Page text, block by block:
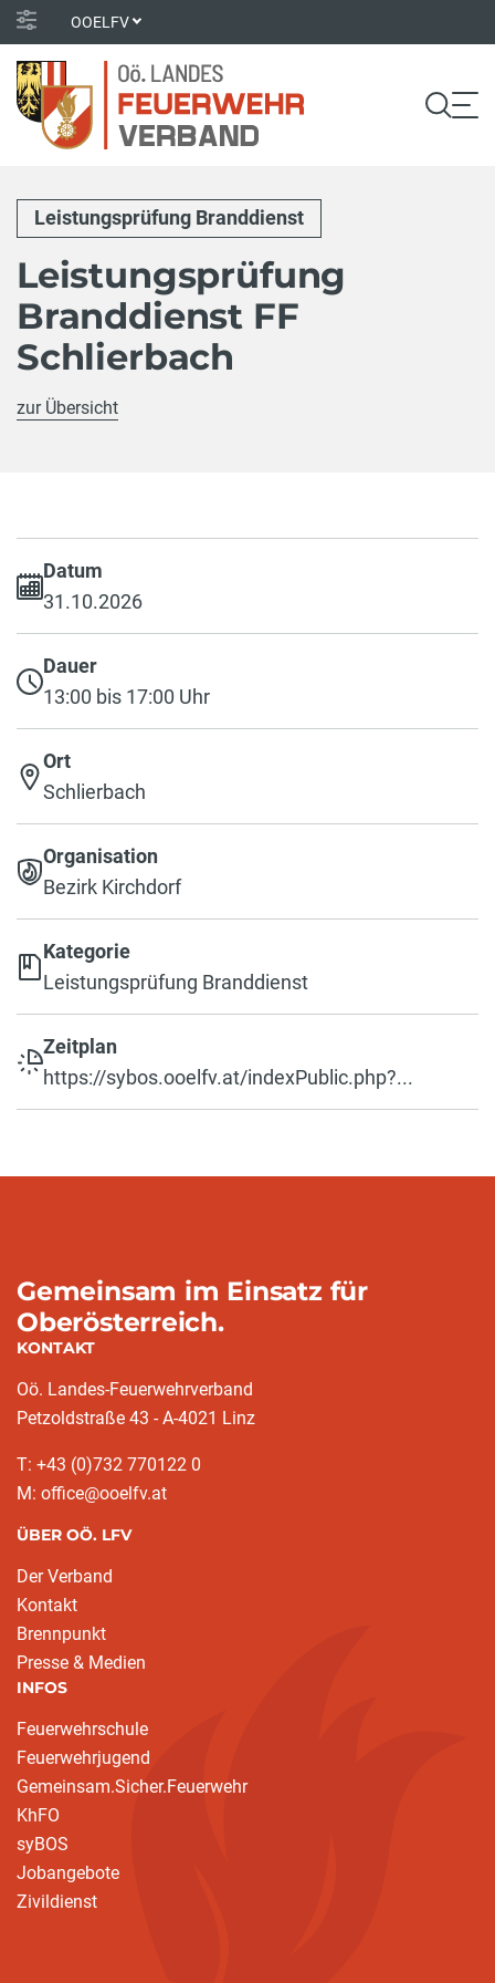
OOELFV
Leistungsprüfung Branddienst
Leistungsprüfung
Branddienst FF
Schlierbach
zur Übersicht
Datum
31.10.2026
Dauer
13:00 bis 17:00 Uhr
Ort
Schlierbach
Organisation
Bezirk Kirchdorf
Kategorie
Leistungsprüfung Branddienst
Zeitplan
https://sybos.ooelfv.at/indexPublic.php?...
Gemeinsam im Einsatz für
Oberösterreich.
KONTAKT
Oö. Landes-Feuerwehrverband
Petzoldstraße 43 - A-4021 Linz
T: +43 (0)732 770122 0
M: office@ooelfv.at
ÜBER OÖ. LFV
Der Verband
Kontakt
Brennpunkt
Presse & Medien
INFOS
Feuerwehrschule
Feuerwehrjugend
Gemeinsam.Sicher.Feuerwehr
KhFO
syBOS
Jobangebote
Zivildienst